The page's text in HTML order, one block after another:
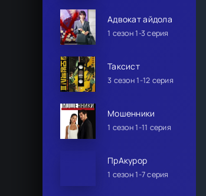
Адвокат айдола
1 сезон 1-3 серия
Таксист
3 сезон 1-12 серия
Мошенники
1 сезон 1-11 серия
ПрАкурор
1 сезон 1-7 серия